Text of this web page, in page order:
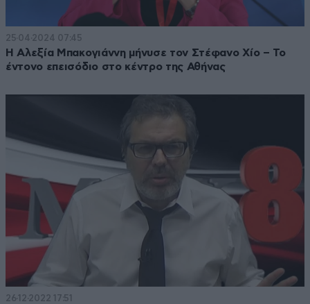
25·04·2024 07:45
Η Αλεξία Μπακογιάννη μήνυσε τον Στέφανο Χίο – Το
έντονο επεισόδιο στο κέντρο της Αθήνας
26·12·2022 17:51